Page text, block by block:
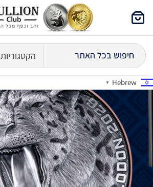
Hebrew
▼